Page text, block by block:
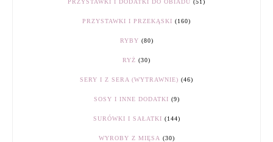
PRZYSTAWKI I PRZEKĄSKI (160)
RYBY (80)
RYŻ (30)
SERY I Z SERA (WYTRAWNIE) (46)
SOSY I INNE DODATKI (9)
SURÓWKI I SAŁATKI (144)
WYROBY Z MIĘSA (30)